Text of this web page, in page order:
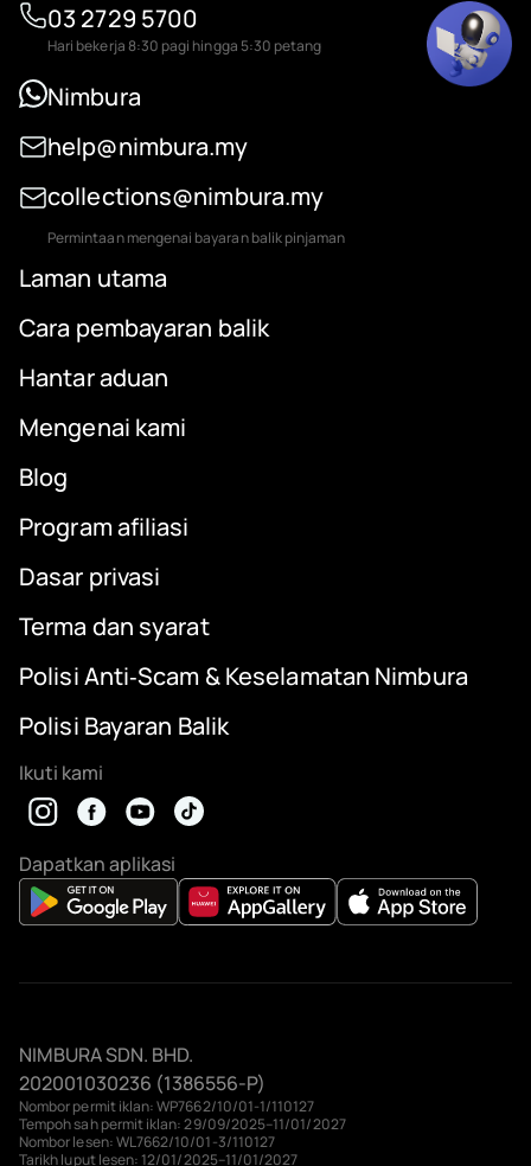
03 2729 5700
Hari bekerja 8:30 pagi hingga 5:30 petang
Nimbura
help@nimbura.my
collections@nimbura.my
Permintaan mengenai bayaran balik pinjaman
Laman utama
Cara pembayaran balik
Hantar aduan
Mengenai kami
Blog
Program afiliasi
Dasar privasi
Terma dan syarat
Polisi Anti‑Scam & Keselamatan Nimbura
Polisi Bayaran Balik
Ikuti kami
Dapatkan aplikasi
NIMBURA SDN. BHD.
202001030236 (1386556-P)
Nombor permit iklan: WP7662/10/01-1/110127
Tempoh sah permit iklan: 29/09/2025–11/01/2027
Nombor lesen: WL7662/10/01-3/110127
Tarikh luput lesen: 12/01/2025–11/01/2027